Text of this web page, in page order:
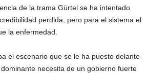
de la trama Gürtel se ha intentado
perdida, pero para el sistema el
la enfermedad.
el escenario que se le ha puesto delante
necesita de un gobierno fuerte